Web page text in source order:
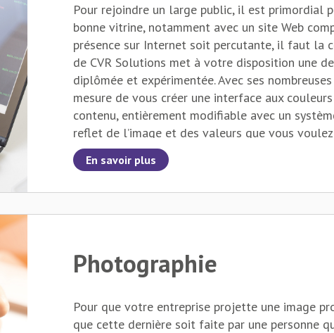
Pour rejoindre un large public, il est primordial
bonne vitrine, notamment avec un site Web
présence sur Internet soit percutante, il faut la
de CVR Solutions met à votre disposition une
diplômée et expérimentée. Avec ses
mesure de vous créer une interface aux
contenu, entièrement modifiable avec un
reflet de l’image et des valeurs que vous
votre site Internet seront opérationnels sur les
mobiles disponibles sur le marché.
En savoir plus
Photographie
Pour que votre entreprise projette une image
que cette dernière soit faite par une personne